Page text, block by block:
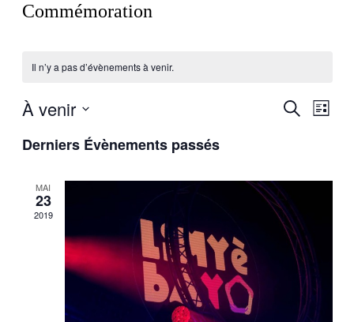
Commémoration
Il n’y a pas d’évènements à venir.
vues
Recherche
Liste
À venir
une
Derniers Évènements passés
MAI
23
2019